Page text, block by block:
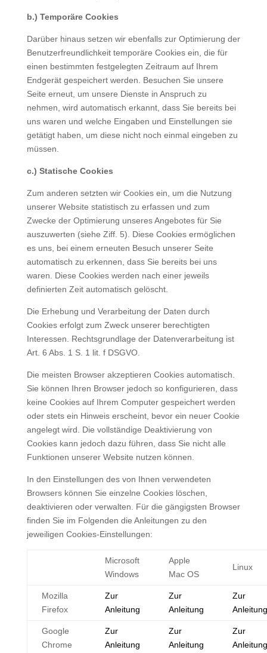
b.) Temporäre Cookies
Darüber hinaus setzen wir ebenfalls zur Optimierung der
Benutzerfreundlichkeit temporäre Cookies ein, die für
einen bestimmten festgelegten Zeitraum auf Ihrem
Endgerät gespeichert werden. Besuchen Sie unsere
Seite erneut, um unsere Dienste in Anspruch zu
nehmen, wird automatisch erkannt, dass Sie bereits bei
uns waren und welche Eingaben und Einstellungen sie
getätigt haben, um diese nicht noch einmal eingeben zu
müssen.
c.) Statische Cookies
Zum anderen setzten wir Cookies ein, um die Nutzung
unserer Website statistisch zu erfassen und zum
Zwecke der Optimierung unseres Angebotes für Sie
auszuwerten (siehe Ziff. 5). Diese Cookies ermöglichen
es uns, bei einem erneuten Besuch unserer Seite
automatisch zu erkennen, dass Sie bereits bei uns
waren. Diese Cookies werden nach einer jeweils
definierten Zeit automatisch gelöscht.
Die Erhebung und Verarbeitung der Daten durch
Cookies erfolgt zum Zweck unserer berechtigten
Interessen. Rechtsgrundlage der Datenverarbeitung ist
Art. 6 Abs. 1 S. 1 lit. f DSGVO.
Die meisten Browser akzeptieren Cookies automatisch.
Sie können Ihren Browser jedoch so konfigurieren, dass
keine Cookies auf Ihrem Computer gespeichert werden
oder stets ein Hinweis erscheint, bevor ein neuer Cookie
angelegt wird. Die vollständige Deaktivierung von
Cookies kann jedoch dazu führen, dass Sie nicht alle
Funktionen unserer Website nutzen können.
In den Einstellungen des von Ihnen verwendeten
Browsers können Sie einzelne Cookies löschen,
deaktivieren oder verwalten. Für die gängigsten Browser
finden Sie im Folgenden die Anleitungen zu den
jeweiligen Cookies-Einstellungen:
Microsoft
Windows
Apple
Mac OS
Linux
Mozilla
Firefox
Zur
Anleitung
Zur
Anleitung
Zur
Anleitung
Google
Chrome
Zur
Anleitung
Zur
Anleitung
Zur
Anleitung